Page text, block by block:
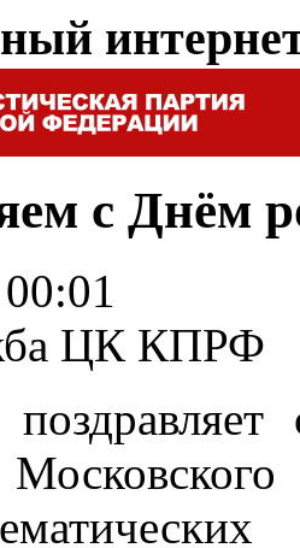
с Днём
ЦК КПРФ